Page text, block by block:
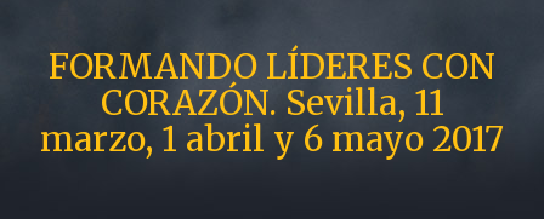
FORMANDO LÍDERES CON
CORAZÓN. Sevilla, 11
marzo, 1 abril y 6 mayo 2017